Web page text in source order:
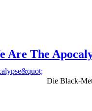
Are The
Die Black-